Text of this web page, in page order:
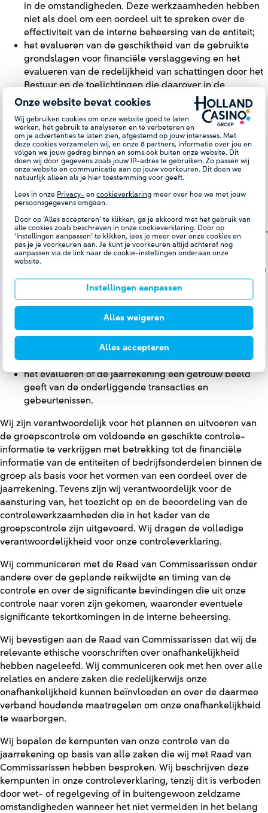
Onze website bevat cookies
Wij gebruiken cookies om onze website goed te laten
werken, het gebruik te analyseren en te verbeteren en
om je advertenties te laten zien, afgestemd op jouw interesses. Met
deze cookies verzamelen wij, en onze8 partners, informatie over jou en
volgen we jouw gedrag binnen en soms ook buiten onze website. Dit
doen wij door gegevens zoals jouw IP-adres te gebruiken. Zo passen wij
onze website en communicatie aan op jouw voorkeuren. Dit doen we
natuurlijk alleen als je hier toestemming voor geeft.
Lees in onze Privacy- encookieverklaring meer over hoe we met jouw
persoonsgegevens omgaan.
Door op 'Alles accepteren’ te klikken, ga je akkoord met het gebruik van
alle cookies zoals beschreven in onze cookieverklaring. Door op
‘Instellingen aanpassen’ te klikken, lees je meer over onze cookies en
pas je je voorkeuren aan. Je kunt je voorkeuren altijd achteraf nog
aanpassen via de link naar de cookie-instellingen onderaan onze
website.
Instellingen aanpassen
Alles weigeren
Alles accepteren
in de omstandigheden. Deze werkzaamheden hebben
niet als doel om een oordeel uit te spreken over de
effectiviteit van de interne beheersing van de entiteit;
het evalueren van de geschiktheid van de gebruikte
grondslagen voor financiële verslaggeving en het
evalueren van de redelijkheid van schattingen door het
Bestuur en de toelichtingen die daarover in de
jaarrekening staan;
het vaststellen dat de door het Bestuur gehanteerde
continuïteits­veronderstelling aanvaardbaar is. Tevens
het op basis van de verkregen controle-informatie
vaststellen of er gebeurtenissen en omstandigheden
zijn waardoor gerede twijfel zou kunnen bestaan of de
vennootschap haar activiteiten in continuïteit kan
voortzetten. Als wij concluderen dat er een onzekerheid
van materieel belang bestaat, zijn wij verplicht om
aandacht in onze controleverklaring te vestigen op de
relevante gerelateerde toelichtingen in de jaarrekening.
Als de toelichtingen inadequaat zijn, moeten wij onze
verklaring aanpassen. Onze conclusies zijn gebaseerd
op de controle-informatie die verkregen is tot de datum
van onze controleverklaring. Toekomstige
gebeurtenissen of omstandigheden kunnen er echter
toe leiden dat een entiteit haar continuïteit niet langer
het evalueren van de presentatie, structuur en inhoud
van de jaarrekening en de daarin opgenomen
toelichtingen; en
het evalueren of de jaarrekening een getrouw beeld
geeft van de onderliggende transacties en
gebeurtenissen.
Wij zijn verantwoordelijk voor het plannen en uitvoeren van
de groepscontrole om voldoende en geschikte controle-
informatie te verkrijgen met betrekking tot de financiële
informatie van de entiteiten of bedrijfsonderdelen binnen de
groep als basis voor het vormen van een oordeel over de
jaarrekening. Tevens zijn wij verantwoordelijk voor de
aansturing van, het toezicht op en de beoordeling van de
controlewerkzaamheden die in het kader van de
groepscontrole zijn uitgevoerd. Wij dragen de volledige
verantwoordelijkheid voor onze controleverklaring.
Wij communiceren met de Raad van Commissarissen onder
andere over de geplande reikwijdte en timing van de
controle en over de significante bevindingen die uit onze
controle naar voren zijn gekomen, waaronder eventuele
significante tekortkomingen in de interne beheersing.
Wij bevestigen aan de Raad van Commissarissen dat wij de
relevante ethische voorschriften over onafhankelijkheid
hebben nageleefd. Wij communiceren ook met hen over alle
relaties en andere zaken die redelijkerwijs onze
onafhankelijkheid kunnen beïnvloeden en over de daarmee
verband houdende maatregelen om onze onafhankelijkheid
te waarborgen.
Wij bepalen de kernpunten van onze controle van de
jaarrekening op basis van alle zaken die wij met Raad van
Commissarissen hebben besproken. Wij beschrijven deze
kernpunten in onze controleverklaring, tenzij dit is verboden
door wet- of regelgeving of in buitengewoon zeldzame
omstandigheden wanneer het niet vermelden in het belang